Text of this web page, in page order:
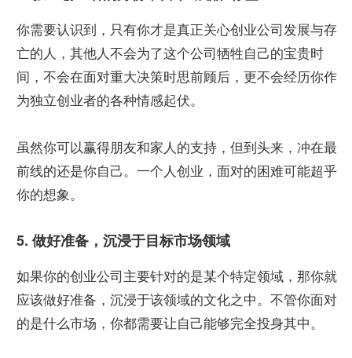
你需要认识到，只有你才是真正关心创业公司发展与存
亡的人，其他人不会为了这个公司牺牲自己的宝贵时
间，不会在面对重大决策时思前顾后，更不会经历你作
为独立创业者的各种情感起伏。
虽然你可以赢得朋友和家人的支持，但到头来，冲在最
前线的还是你自己。一个人创业，面对的困难可能超乎
你的想象。
5. 做好准备，沉浸于目标市场领域
如果你的创业公司主要针对的是某个特定领域，那你就
应该做好准备，沉浸于该领域的文化之中。不管你面对
的是什么市场，你都需要让自己能够完全投身其中。